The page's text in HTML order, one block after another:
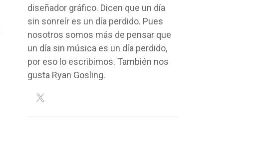
diseñador gráfico. Dicen que un día
sin sonreír es un día perdido. Pues
nosotros somos más de pensar que
un día sin música es un día perdido,
por eso lo escribimos. También nos
gusta Ryan Gosling.